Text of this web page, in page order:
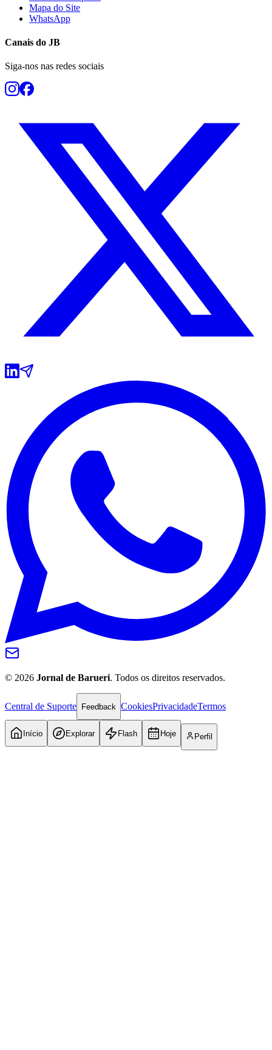
Internacional
Mapa do Site
WhatsApp
Canais do JB
Siga-nos nas redes sociais
© 2026 Jornal de Barueri. Todos os direitos reservados.
Central de Suporte Feedback CookiesPrivacidadeTermos
Início Explorar Flash Hoje Perfil